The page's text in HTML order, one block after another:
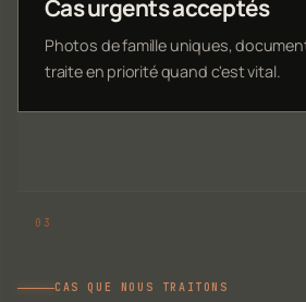
Cas urgents acceptés
Photos de famille uniques,
traite en priorité quand c'est vital.
CAS QUE NOUS TRAITONS